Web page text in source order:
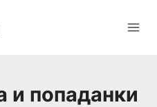
и попаданки